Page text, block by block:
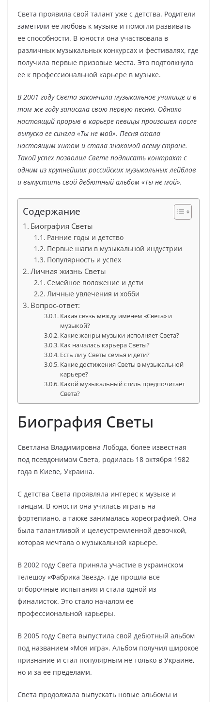
Света проявила свой талант уже с детства. Родители
заметили ее любовь к музыке и помогли развивать
ее способности. В юности она участвовала в
различных музыкальных конкурсах и фестивалях, где
получила первые призовые места. Это подтолкнуло
ее к профессиональной карьере в музыке.
В 2001 году Света закончила музыкальное училище и в
том же году записала свою первую песню. Однако
настоящий прорыв в карьере певицы произошел после
выпуска ее сингла «Ты не мой». Песня стала
настоящим хитом и стала знакомой всему стране.
Такой успех позволил Свете подписать контракт с
одним из крупнейших российских музыкальных лейблов
и выпустить свой дебютный альбом «Ты не мой».
Содержание
Биография Светы
Ранние годы и детство
Первые шаги в музыкальной индустрии
Популярность и успех
Личная жизнь Светы
Семейное положение и дети
Личные увлечения и хобби
Вопрос-ответ:
Какая связь между именем «Света» и
музыкой?
Какие жанры музыки исполняет Света?
Как началась карьера Светы?
Есть ли у Светы семья и дети?
Какие достижения Светы в музыкальной
карьере?
Какой музыкальный стиль предпочитает
Света?
Биография Светы
Светлана Владимировна Лобода, более известная
под псевдонимом Света, родилась 18 октября 1982
года в Киеве, Украина.
С детства Света проявляла интерес к музыке и
танцам. В юности она училась играть на
фортепиано, а также занималась хореографией. Она
была талантливой и целеустремленной девочкой,
которая мечтала о музыкальной карьере.
В 2002 году Света приняла участие в украинском
телешоу «Фабрика Звезд», где прошла все
отборочные испытания и стала одной из
финалисток. Это стало началом ее
профессиональной карьеры.
В 2005 году Света выпустила свой дебютный альбом
под названием «Моя игра». Альбом получил широкое
признание и стал популярным не только в Украине,
но и за ее пределами.
Света продолжала выпускать новые альбомы и